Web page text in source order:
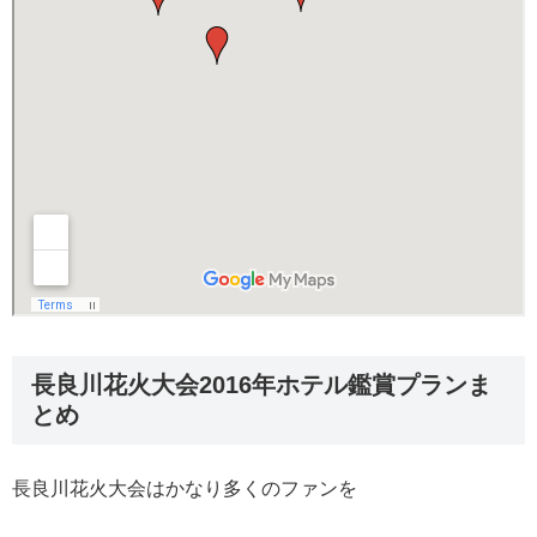
長良川花火大会2016年ホテル鑑賞プランま
とめ
長良川花火大会はかなり多くのファンを